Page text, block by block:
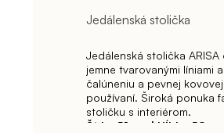
Jedálenská stolička
Jedálenská stolička
jemne tvarovanými líniami
čalúneniu a pevnej
používaní. Široká ponuka
stoličku s interiérom.
Šírka 51 cm | Hĺbka 58